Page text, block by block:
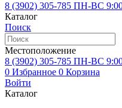
8 (3902) 305-785 ПН-ВС
Каталог
Поиск
Местоположение
8 (3902) 305-785 ПН-ВС
0 Избранное 0 Корзина
Войти
Каталог